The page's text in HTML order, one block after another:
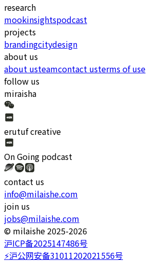
research
mookinsightspodcast
projects
brandingcitydesign
about us
about usteamcontact usterms of use
follow us
miraisha
erutuf creative
On Going podcast
contact us
info@milaishe.com
join us
jobs@milaishe.com
©️ milaishe 2025-2026
沪ICP备2025147486号
⚡️沪公网安备31011202021556号